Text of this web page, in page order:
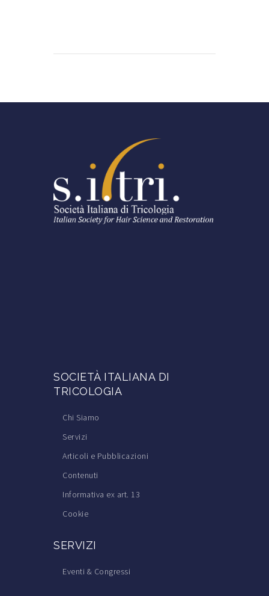
SOCIETÀ ITALIANA DI
TRICOLOGIA
Chi Siamo
Servizi
Articoli e Pubblicazioni
Contenuti
Informativa ex art. 13
Cookie
SERVIZI
Eventi & Congressi